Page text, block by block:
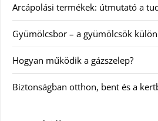
Arcápolási termékek: útmutató a
Gyümölcsbor – a gyümölcsök
Hogyan működik a gázszelep?
Biztonságban otthon, bent és a